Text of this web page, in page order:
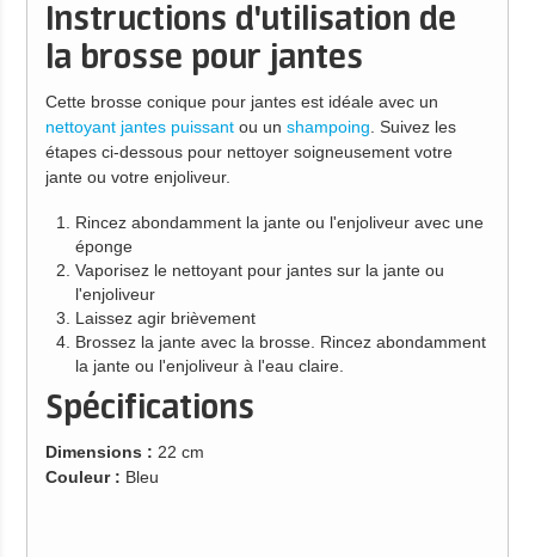
Instructions d'utilisation de
la brosse pour jantes
Cette brosse conique pour jantes est idéale avec un
nettoyant jantes puissantou un shampoing. Suivez les
étapes ci-dessous pour nettoyer soigneusement votre
jante ou votre enjoliveur.
Rincez abondamment la jante ou l'enjoliveur avec une
éponge
Vaporisez le nettoyant pour jantes sur la jante ou
l'enjoliveur
Laissez agir brièvement
Brossez la jante avec la brosse. Rincez abondamment
la jante ou l'enjoliveur à l'eau claire.
Spécifications
Dimensions : 22 cm
Couleur : Bleu